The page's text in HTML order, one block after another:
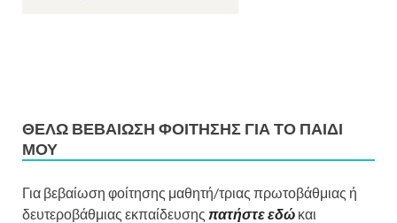
ΘΈΛΩ ΒΕΒΑΊΩΣΗ ΦΟΊΤΗΣΗΣ ΓΙΑ ΤΟ ΠΑΙΔΊ
ΜΟΥ
Για βεβαίωση φοίτησης μαθητή/τριας πρωτοβάθμιας ή
δευτεροβάθμιας εκπαίδευσης πατήστε εδώ και